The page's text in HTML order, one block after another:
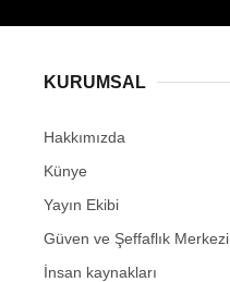
KURUMSAL
Hakkımızda
Künye
Yayın Ekibi
Güven ve Şeffaflık Merkezi
İnsan kaynakları